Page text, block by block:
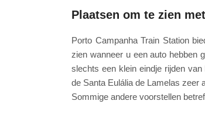
Plaatsen om te zien
Porto Campanha Train Station
zien wanneer u een auto hebben
slechts een klein eindje rijden
de Santa Eulália de Lamelas zeer
Sommige andere voorstellen